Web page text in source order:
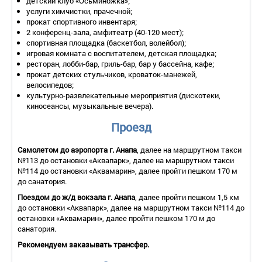
Площадь – 35 кв.м.
Балкон – да, есть летняя мебель, сушилка для белья.
Мебель – одна 2-спальная кровать или две 1-спальные
кровати, прикроватные тумбочки, туалетный столик с
зеркалом, стул, диван, кресло, журнальный столик.
Оборудование – телефон с внутренней связью, сейф,
кондиционер, телевизор, холодильник, набор посуды, набор
для чая и кофе, мини-бар (платно).
Покрытие пола – ковровое покрытие.
Санузел – душевая кабина или ванна, фен, набор
Сервис:
- уборка номера – ежедневно;
- смена белья – 1 раз в 3 дня;
- смена полотенец – ежедневно.
2-местный 2-комнатный номер «Люкс»
Количество номеров – 61.
Количество основных мест – 2.
Площадь – 39 кв.м.
Балкон – да, есть летняя мебель, сушилка для белья.
услуги химчистки, прачечной;
прокат спортивного инвентаря;
2 конференц-зала, амфитеатр (40-120 мест);
спортивная площадка (баскетбол, волейбол);
игровая комната с воспитателем, детская площадка;
ресторан, лобби-бар, гриль-бар, бар у бассейна, кафе;
прокат детских стульчиков, кроваток-манежей,
велосипедов;
культурно-развлекательные мероприятия (дискотеки,
киносеансы, музыкальные вечера).
Проезд
Самолетом до аэропорта г. Анапа, далее на маршрутном такси
№113 до остановки «Аквапарк», далее на маршрутном такси
№114 до остановки «Аквамарин», далее пройти пешком 170 м
до санатория.
Поездом до ж/д вокзала г. Анапа, далее пройти пешком 1,5 км
до остановки «Аквапарк», далее на маршрутном такси №114 до
остановки «Аквамарин», далее пройти пешком 170 м до
санатория.
Рекомендуем заказывать трансфер.